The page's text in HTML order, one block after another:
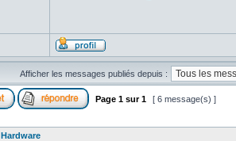
Afficher les messages publiés depuis :
Page 1 sur1 [ 6 message(s) ]
Hardware